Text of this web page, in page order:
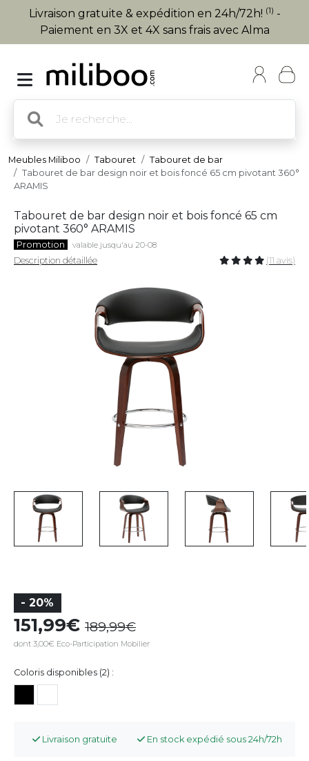
Livraison gratuite & expédition en 24h/72h! (1) -
Paiement en 3X et 4X sans frais avec Alma
Meubles Miliboo Tabouret
Tabouret de bar
Tabouret de bar design noir et bois foncé 65 cm pivotant 360°
ARAMIS
Tabouret de bar design noir et bois foncé 65 cm
pivotant 360° ARAMIS
Promotion valable jusqu'au 20-08
Description détaillée (11 avis)
- 20%
151,99 189,99
dont 3,00€ Eco-Participation Mobilier
Coloris disponibles (2) :
Livraison gratuite En stock expédié sous 24h/72h